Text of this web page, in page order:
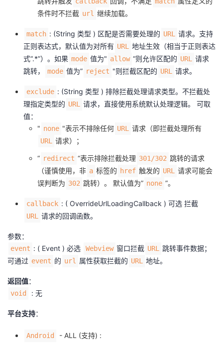
条件时不拦截 url 继续加载。
match : (String 类型 ) 区配是否需要处理的 URL 请求。支持
正则表达式，默认值为对所有 URL 地址生效（相当于正则表达
式“.*”）。如果 mode 值为" allow “则允许区配的 URL 请求
跳转，
mode 值为” reject "则拦截区配的 URL 请求。
exclude : (String 类型 ) 排除拦截处理请求类型。不拦截处
理指定类型的 URL 请求，直接使用系统默认处理逻辑。 可取
值：
" none "表示不排除任何 URL 请求（即拦截处理所有
URL 请求）；
“ redirect “表示排除拦截处理 301/302 跳转的请求
（谨慎使用，非 a 标签的 href 触发的 URL 请求可能会
误判断为 302 跳转）。 默认值为” none ”。
callback : ( OverrideUrlLoadingCallback ) 可选 拦截
URL 请求的回调函数。
参数：
event : ( Event ) 必选 Webview 窗口拦截 URL 跳转事件数据；
可通过 event 的 url 属性获取拦截的 URL 地址。
返回值：
void : 无
平台支持：
Android - ALL (支持) :